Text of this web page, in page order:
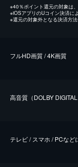
※40％ポイント還元の対象は
※iOSアプリのUコイン決済に
※還元の対象外となる決済方
フルHD画質 / 4K画質
⾼⾳質（DOLBY DIGITAL
テレビ / スマホ / PCなど